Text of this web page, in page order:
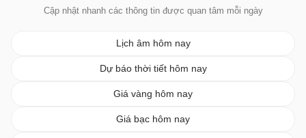
Cập nhật nhanh các thông tin được quan tâm mỗi ngày
Lịch âm hôm nay
Dự báo thời tiết hôm nay
Giá vàng hôm nay
Giá bạc hôm nay